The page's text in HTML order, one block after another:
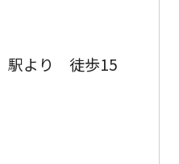
駅より 徒歩15